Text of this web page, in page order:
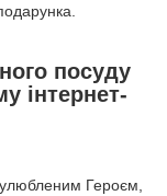
посуду
інтернет-
улюбленим Героєм,